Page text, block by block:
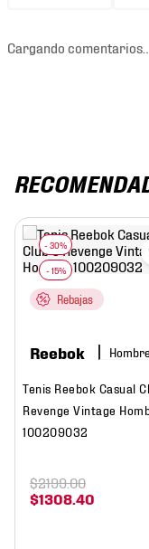
Cargando comentarios…
Rebajas
Reebok Hombre
Tenis Reebok Casual
Revenge Vintage
100209032
$1308 40
$2199.00